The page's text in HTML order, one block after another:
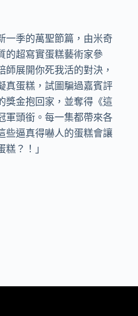
一季的萬聖節篇，由米奇
的超寫實蛋糕藝術家參
展開你死我活的對決，
真蛋糕，試圖騙過嘉賓評
獎金抱回家，並奪得《這
軍頭銜。每一集都帶來各
些逼真得嚇人的蛋糕會讓
？！」